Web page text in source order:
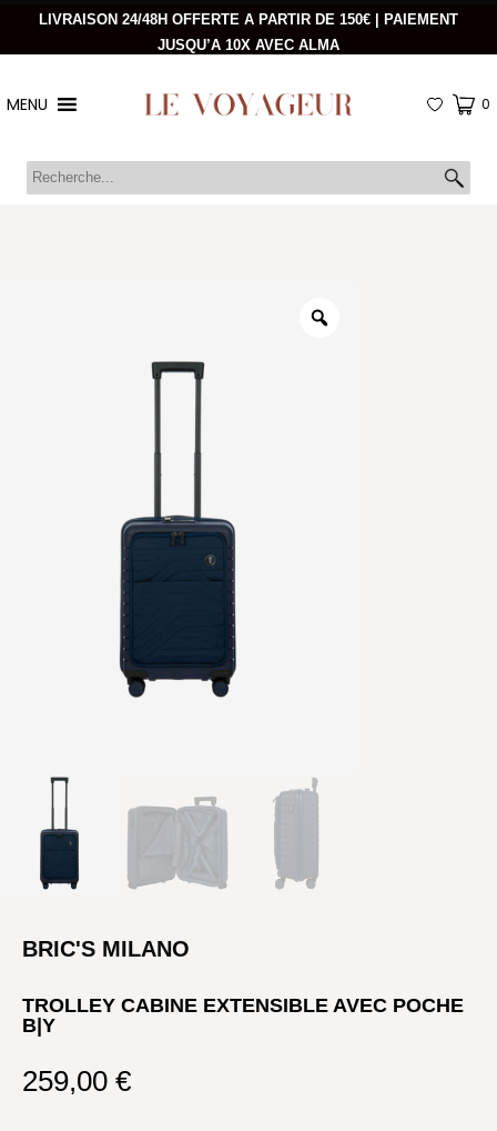
LIVRAISON 24/48H OFFERTE A PARTIR DE 150€ | PAIEMENT
JUSQU’A 10X AVEC ALMA
MENU 0
BRIC'S MILANO
TROLLEY CABINE EXTENSIBLE AVEC POCHE
B|Y
259,00 €